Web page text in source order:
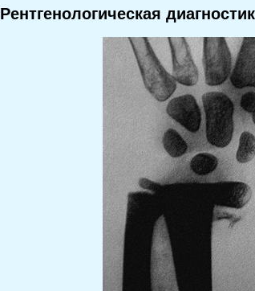
Рентгенологическая